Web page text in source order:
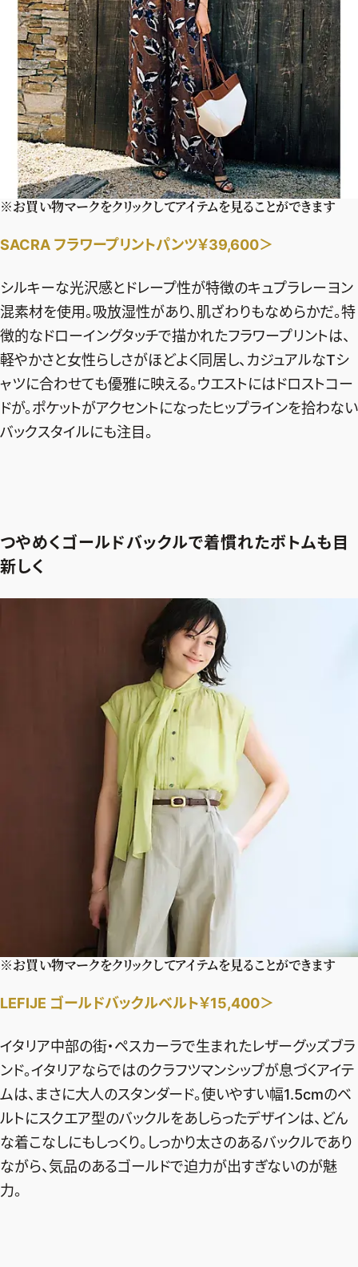
※お買い物マークをクリックしてアイテムを見ることができます
SACRA フラワープリントパンツ￥39,600＞
シルキーな光沢感とドレープ性が特徴のキュプラレーヨン
混素材を使用。吸放湿性があり、肌ざわりもなめらかだ。特
徴的なドローイングタッチで描かれたフラワープリントは、
軽やかさと女性らしさがほどよく同居し、カジュアルなTシ
ャツに合わせても優雅に映える。ウエストにはドロストコー
ドが。ポケットがアクセントになったヒップラインを拾わない
バックスタイルにも注目。
つやめくゴールドバックルで着慣れたボトムも目
新しく
※お買い物マークをクリックしてアイテムを見ることができます
LEFIJE ゴールドバックルベルト￥15,400＞
イタリア中部の街・ペスカーラで生まれたレザーグッズブラ
ンド。イタリアならではのクラフツマンシップが息づくアイテ
ムは、まさに大人のスタンダード。使いやすい幅1.5cmのベ
ルトにスクエア型のバックルをあしらったデザインは、どん
な着こなしにもしっくり。しっかり太さのあるバックルであり
ながら、気品のあるゴールドで迫力が出すぎないのが魅
力。